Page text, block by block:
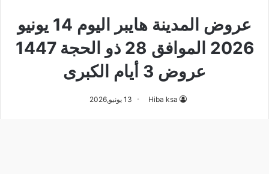
عروض المدينة هايبر اليوم 14 يونيو
2026 الموافق 28 ذو الحجة 1447
عروض 3 أيام الكبرى
Hiba ksa 13 يونيو,2026